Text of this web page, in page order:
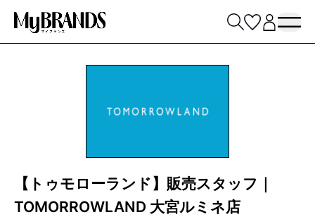
【トゥモローランド】販売スタッフ｜
TOMORROWLAND 大宮ルミネ店